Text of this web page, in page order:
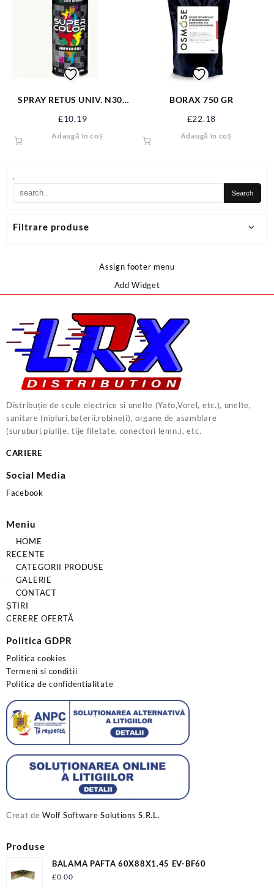
.
Filtrare produse
SPRAY RETUS UNIV. N300
£10.19
Adaugă în coș
BORAX 750 GR
£22.18
Adaugă în coș
Assign footer menu
Add Widget
Distribuție de scule electrice si unelte (Yato,Vorel, etc.), unelte,
sanitare (nipluri,baterii,robineți), organe de asamblare
(suruburi,piulițe, tije filetate, conectori lemn.), etc.
CARIERE
Social Media
Facebook
Meniu
HOME
RECENTE
CATEGORII PRODUSE
GALERIE
CONTACT
ȘTIRI
CERERE OFERTĂ
Politica GDPR
Politica cookies
Termeni si conditii
Politica de confidentialitate
Creat deWolf Software Solutions S.R.L.
Produse
BALAMA PAFTA 60X88X1.45 EV-BF60
£0.00